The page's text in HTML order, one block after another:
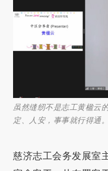
虽然缝纫不是志工黄楹云
定、人安，事事就行得通
慈济志工会务发展室